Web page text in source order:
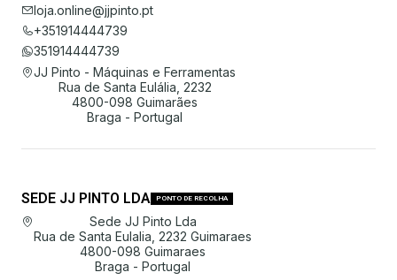
loja.online@jjpinto.pt
+351914444739
351914444739
JJ Pinto - Máquinas e Ferramentas
Rua de Santa Eulália, 2232
4800-098 Guimarães
Braga - Portugal
SEDE JJ PINTO LDA PONTO DE RECOLHA
Sede JJ Pinto Lda
Rua de Santa Eulalia, 2232 Guimaraes
4800-098 Guimaraes
Braga - Portugal